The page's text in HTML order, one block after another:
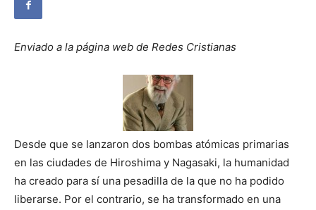
Enviado a la página web de Redes Cristianas
Desde que se lanzaron dos bombas atómicas primarias
en las ciudades de Hiroshima y Nagasaki, la humanidad
ha creado para sí una pesadilla de la que no ha podido
liberarse. Por el contrario, se ha transformado en una